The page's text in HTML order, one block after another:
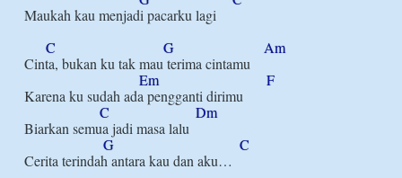
Maukah kau menjadi pacarku lagi
C
G
Am
Cinta, bukan ku tak mau terima cintamu
Em
F
Karena ku sudah ada pengganti dirimu
C
Dm
Biarkan semua jadi masa lalu
G
C
Cerita terindah antara kau dan aku…